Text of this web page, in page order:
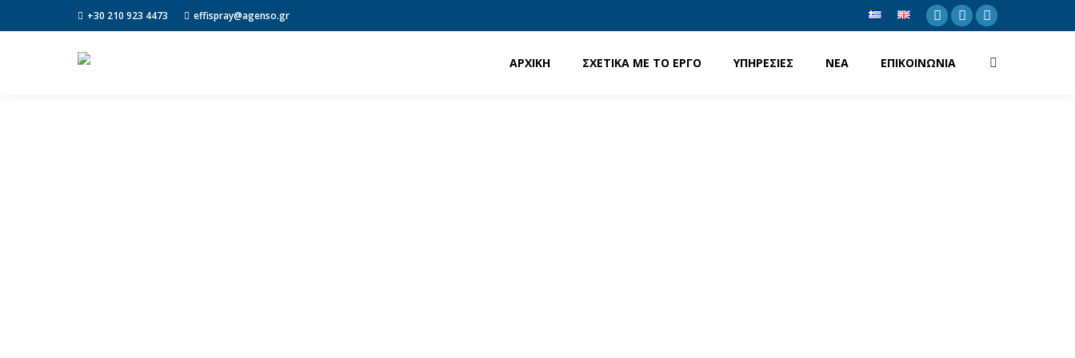
+30 210 923 4473 effispray@agenso.gr
Facebook
TwitterLinkedin
ΑΡΧΙΚΗ ΣΧΕΤΙΚΑ ΜΕ ΤΟ ΕΡΓΟ ΥΠΗΡΕΣΙΕΣ ΝΕΑ ΕΠΙΚΟΙΝΩΝΙΑ Search: